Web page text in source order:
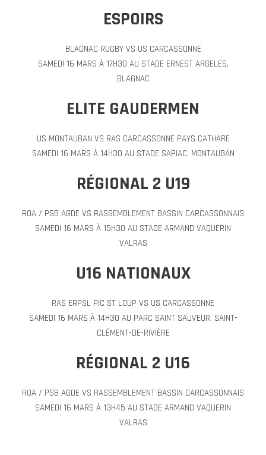
ESPOIRS
BLAGNAC RUGBY VS US CARCASSONNE
SAMEDI 16 MARS À 17H30 AU STADE ERNEST ARGELES,
BLAGNAC
ELITE GAUDERMEN
US MONTAUBAN VS RAS CARCASSONNE PAYS CATHARE
SAMEDI 16 MARS À 14H30 AU STADE SAPIAC, MONTAUBAN
RÉGIONAL 2 U19
ROA / PSB AGDE VS RASSEMBLEMENT BASSIN CARCASSONNAIS
SAMEDI 16 MARS À 15H30 AU STADE ARMAND VAQUERIN
VALRAS
U16 NATIONAUX
RAS ERPSL PIC ST LOUP VS US CARCASSONNE
SAMEDI 16 MARS À 14H30 AU PARC SAINT SAUVEUR, SAINT-
CLÉMENT-DE-RIVIÈRE
RÉGIONAL 2 U16
ROA / PSB AGDE VS RASSEMBLEMENT BASSIN CARCASSONNAIS
SAMEDI 16 MARS À 13H45 AU STADE ARMAND VAQUERIN
VALRAS